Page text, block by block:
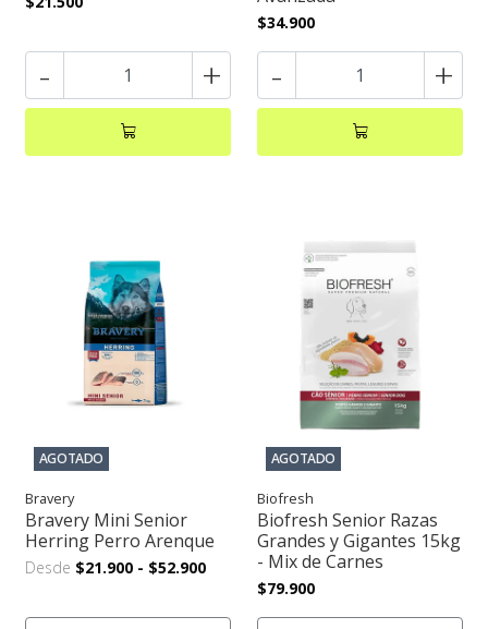
- +
$34.900
- +
AGOTADO
Bravery
Bravery Mini Senior
Herring Perro Arenque
Desde $21.900 - $52.900
AGOTADO
Biofresh
Biofresh Senior Razas
Grandes y Gigantes 15kg
- Mix de Carnes
$79.900